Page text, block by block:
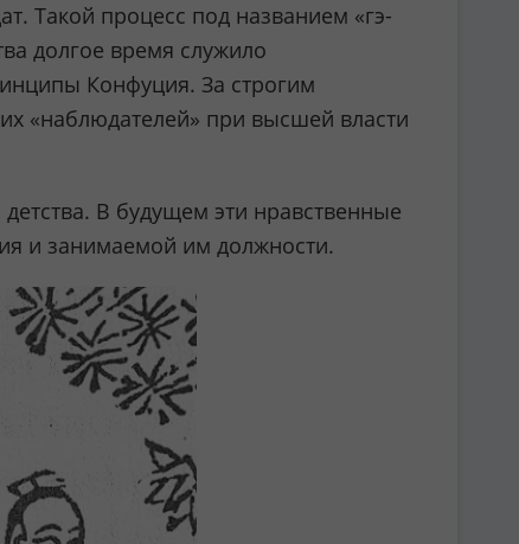
Такой процесс под названием «гэ-
долгое время служило
Конфуция. За строгим
«наблюдателей» при высшей власти
В будущем эти нравственные
и занимаемой им должности.